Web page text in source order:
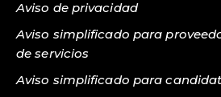
Aviso de privacidad
Aviso simplificado para
de servicios
Aviso simplificado para